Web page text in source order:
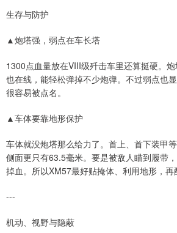
生存与防护
▲炮塔强，弱点在车长塔
1300点血量放在VIII级歼击车里还算挺硬。
也在线，能轻松弹掉不少炮弹。不过弱点也
很容易被点名。
▲车体要靠地形保护
车体就没炮塔那么给力了。首上、首下装甲
侧面更只有63.5毫米。要是被敌人瞄到履带
掉血。所以XM57最好贴掩体、利用地形，再
---
机动、视野与隐蔽